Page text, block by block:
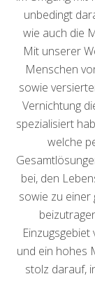
unbedingt
wie auch die
Mit unserer
Menschen
sowie
Vernichtung
spezialisiert
welche
bei, den
sowie zu einer
und ein hohes
stolz darauf,